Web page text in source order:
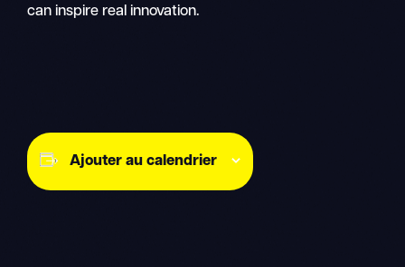
can inspire real innovation.
Ajouter au calendrier